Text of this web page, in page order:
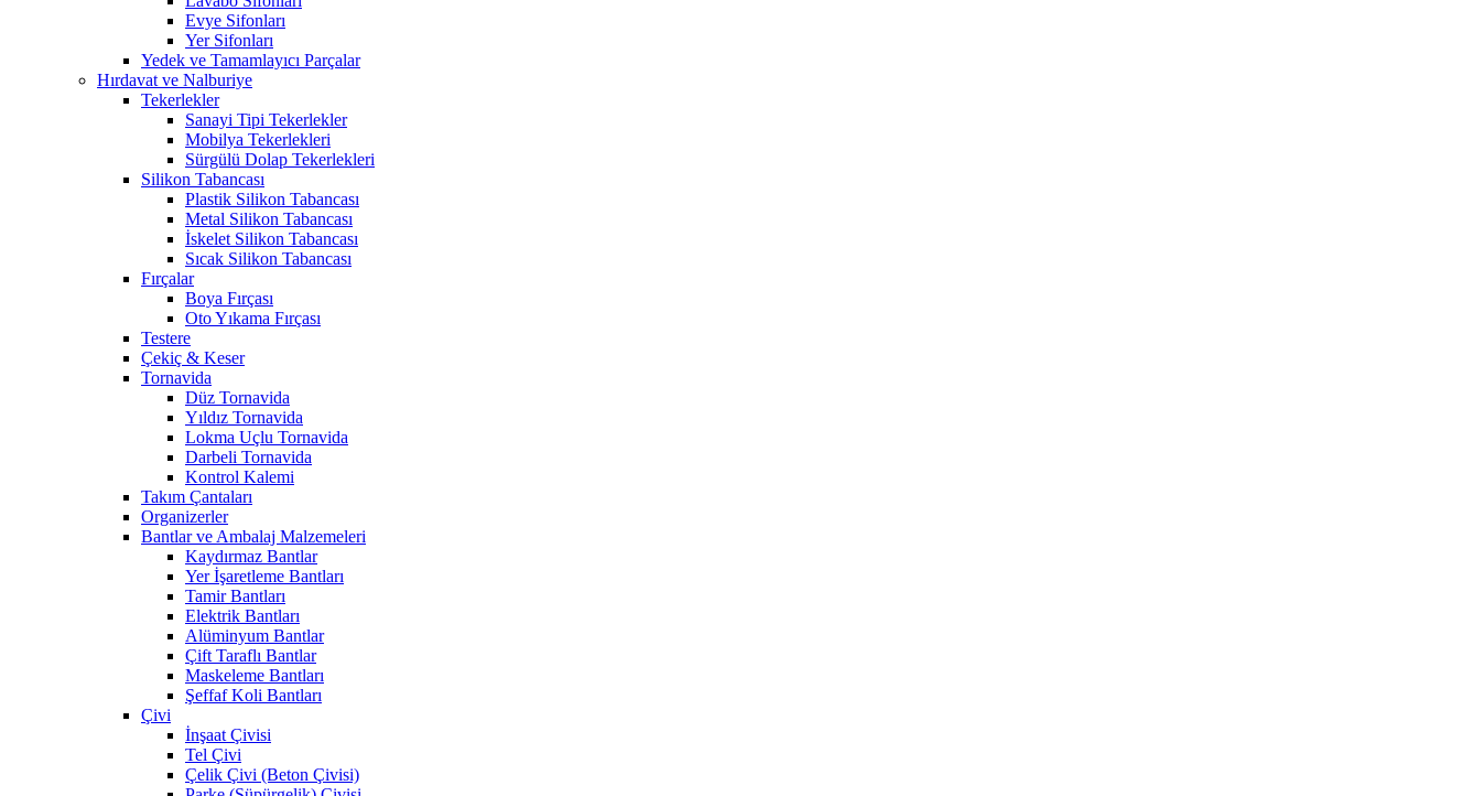
Evye Sifonları
Yer Sifonları
Yedek ve Tamamlayıcı Parçalar
Hırdavat ve Nalburiye
Tekerlekler
Sanayi Tipi Tekerlekler
Mobilya Tekerlekleri
Sürgülü Dolap Tekerlekleri
Silikon Tabancası
Plastik Silikon Tabancası
Metal Silikon Tabancası
İskelet Silikon Tabancası
Sıcak Silikon Tabancası
Fırçalar
Boya Fırçası
Oto Yıkama Fırçası
Testere
Çekiç & Keser
Tornavida
Düz Tornavida
Yıldız Tornavida
Lokma Uçlu Tornavida
Darbeli Tornavida
Kontrol Kalemi
Takım Çantaları
Organizerler
Bantlar ve Ambalaj Malzemeleri
Kaydırmaz Bantlar
Yer İşaretleme Bantları
Tamir Bantları
Elektrik Bantları
Alüminyum Bantlar
Çift Taraflı Bantlar
Maskeleme Bantları
Şeffaf Koli Bantları
Çivi
İnşaat Çivisi
Tel Çivi
Çelik Çivi (Beton Çivisi)